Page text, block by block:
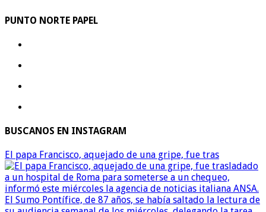
PUNTO NORTE PAPEL
BUSCANOS EN INSTAGRAM
El papa Francisco, aquejado de una gripe, fue tras